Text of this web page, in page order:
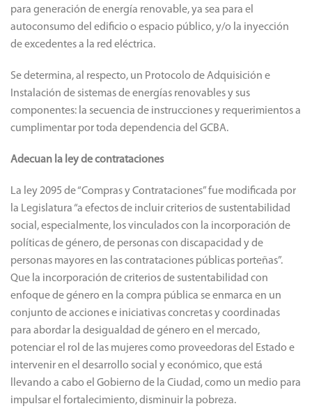
para generación de energía renovable, ya sea para el
autoconsumo del edificio o espacio público, y/o la inyección
de excedentes a la red eléctrica.
Se determina, al respecto, un Protocolo de Adquisición e
Instalación de sistemas de energías renovables y sus
componentes: la secuencia de instrucciones y requerimientos a
cumplimentar por toda dependencia del GCBA.
Adecuan la ley de contrataciones
La ley 2095 de “Compras y Contrataciones” fue modificada por
la Legislatura “a efectos de incluir criterios de sustentabilidad
social, especialmente, los vinculados con la incorporación de
políticas de género, de personas con discapacidad y de
personas mayores en las contrataciones públicas porteñas”.
Que la incorporación de criterios de sustentabilidad con
enfoque de género en la compra pública se enmarca en un
conjunto de acciones e iniciativas concretas y coordinadas
para abordar la desigualdad de género en el mercado,
potenciar el rol de las mujeres como proveedoras del Estado e
intervenir en el desarrollo social y económico, que está
llevando a cabo el Gobierno de la Ciudad, como un medio para
impulsar el fortalecimiento, disminuir la pobreza.